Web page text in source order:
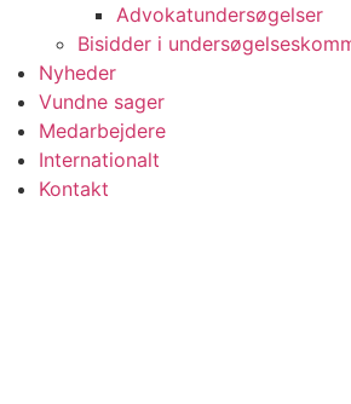
Advokatundersøgelser
Bisidder i
Nyheder
Vundne sager
Medarbejdere
Internationalt
Kontakt